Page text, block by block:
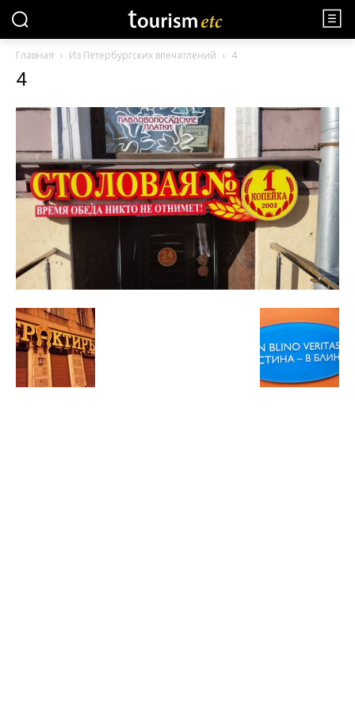
Главная Из Петербургских впечатлений 4
4